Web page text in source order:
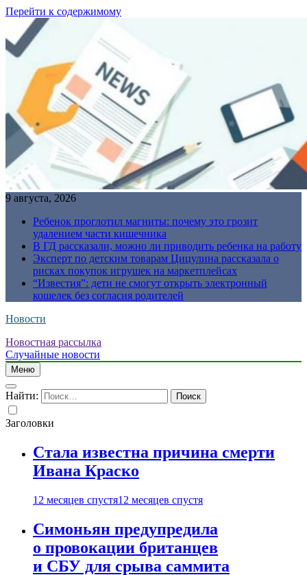
Перейти к содержимому
9 августа, 2026
Ребенок проглотил магниты: почему это грозит
удалением части кишечника
В ГД рассказали, можно ли приводить ребенка на работу
Эксперт по детским товарам Цицулина рассказала о
рисках покупок игрушек на маркетплейсах
“Известия”: дети не смогут открыть электронный
кошелек без согласия родителей
Новости
Новостная рассылка
Случайные новости
Меню
Найти:
Заголовки
Стала известна причина смерти
Ивана Краско
12 месяцев спустя12 месяцев спустя
Симоньян предупредила
о провокации британцев
и СБУ для срыва саммита